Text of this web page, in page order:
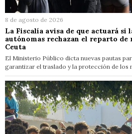
8 de agosto de 2026
La Fiscalía avisa de que actuará si
autónomas rechazan el reparto de
Ceuta
El Ministerio Público dicta nuevas pautas
garantizar el traslado y la protección de los